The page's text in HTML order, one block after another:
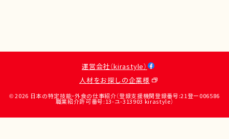
運営会社（kirastyle）
人材をお探しの企業様
© 2026 日本の特定技能・外食の仕事紹介（登録支援機関登録番号:21登ー006586
職業紹介許可番号:13-ユ-313903 kirastyle）